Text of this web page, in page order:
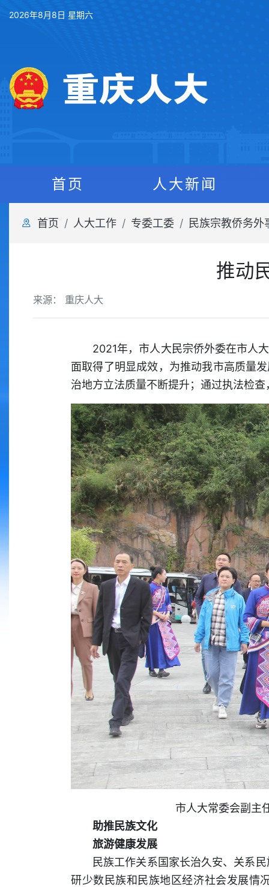
2026年8月8日 星期六
首页 人大新闻
首页 人大工作 专委工委 民族宗教侨务外
推动
来源： 重庆人大
2021年，市人大民宗侨外委在市人
面取得了明显成效，为推动我市高质量
治地方立法质量不断提升；通过执法检
市人大常委会副主
助推民族文化
旅游健康发展
民族工作关系国家长治久安、关系
研少数民族和民族地区经济社会发展情